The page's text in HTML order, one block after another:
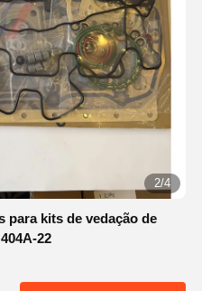
2/4
para kits de vedação de
22